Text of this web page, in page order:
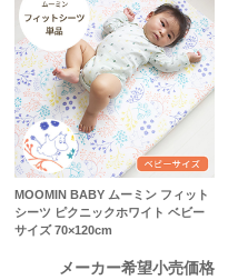
MOOMIN BABY ムーミン フィット
シーツ ピクニックホワイト ベビー
サイズ 70×120cm
メーカー希望小売価格